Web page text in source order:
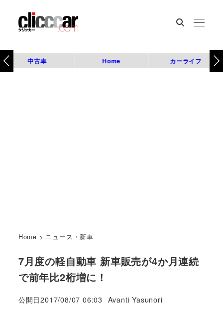
中古車 Home カーライフ
Home > ニュース・新車
7月度の軽自動車 新車販売が4か月連続
で前年比2桁増に！
公開日2017/08/07 06:03
著
Avanti Yasunori